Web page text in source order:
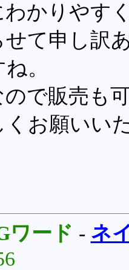
わかりやす
せて申し訳
。
ので販売も
くお願いい
ワード - ネ